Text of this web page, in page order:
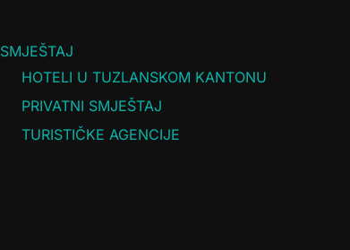
SMJEŠTAJ
HOTELI U TUZLANSKOM KANTONU
PRIVATNI SMJEŠTAJ
TURISTIČKE AGENCIJE